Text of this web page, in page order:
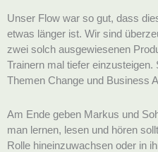
Unser Flow war so gut, dass
etwas länger ist. Wir sind
zwei solch ausgewiesenen
Trainern mal tiefer
Themen Change und Business
Am Ende geben Markus und
man lernen, lesen und hören
Rolle hineinzuwachsen oder in